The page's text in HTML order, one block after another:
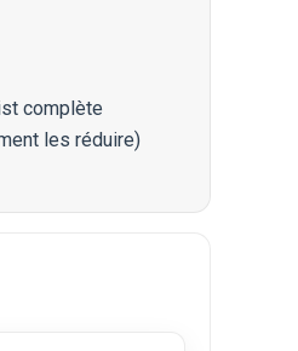
complète
les réduire)